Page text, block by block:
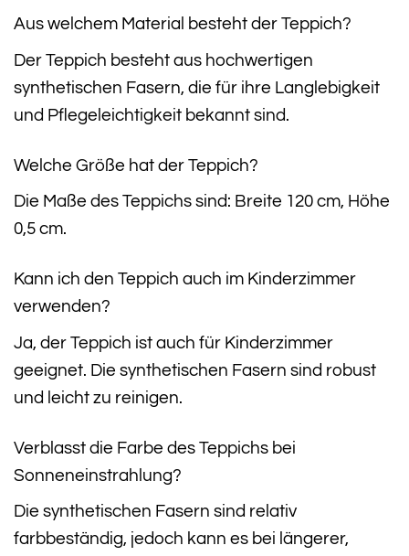
Aus welchem Material besteht der Teppich?
Der Teppich besteht aus hochwertigen
synthetischen Fasern, die für ihre Langlebigkeit
und Pflegeleichtigkeit bekannt sind.
Welche Größe hat der Teppich?
Die Maße des Teppichs sind: Breite 120 cm, Höhe
0,5 cm.
Kann ich den Teppich auch im Kinderzimmer
verwenden?
Ja, der Teppich ist auch für Kinderzimmer
geeignet. Die synthetischen Fasern sind robust
und leicht zu reinigen.
Verblasst die Farbe des Teppichs bei
Sonneneinstrahlung?
Die synthetischen Fasern sind relativ
farbbeständig, jedoch kann es bei längerer,